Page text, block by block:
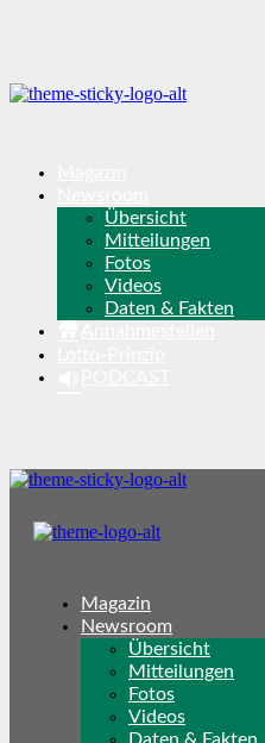
Übersicht
Mitteilungen
Fotos
Videos
Daten & Fakten
Magazin
Newsroom
Übersicht
Mitteilungen
Fotos
Videos